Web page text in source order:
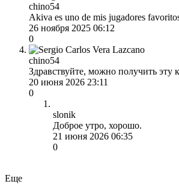
chino54
Akiva es uno de mis jugadores
26 ноября 2025 06:12
0
chino54
Здравствуйте, можно получить эту
20 июня 2026 23:11
0
slonik
Доброе утро, хорошо.
21 июня 2026 06:35
0
Еще